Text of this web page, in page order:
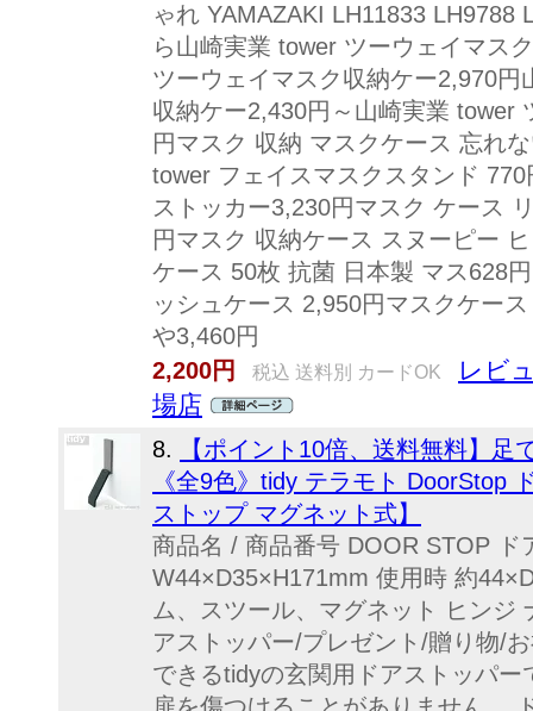
ゃれ YAMAZAKI LH11833 LH9788
ら山崎実業 tower ツーウェイマス
ツーウェイマスク収納ケー2,970
収納ケー2,430円～山崎実業 tower
円マスク 収納 マスクケース 忘れ
tower フェイスマスクスタンド
ストッカー3,230円マスク ケース
円マスク 収納ケース スヌーピー
ケース 50枚 抗菌 日本製 マス628
ッシュケース 2,950円マスクケー
や3,460円
2,200円
税込 送料別 カードOK
レビ
場店
8.
【ポイント10倍、送料無料】
《全9色》tidy テラモト
ストップ マグネット式】
商品名 / 商品番号 DOOR STOP ド
W44×D35×H171mm 使用時 約
ム、スツール、マグネット ヒンジ
アストッパー/プレゼント/贈り物/
できるtidyの玄関用ドアストッパ